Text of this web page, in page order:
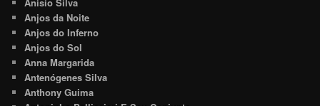
Anjos da Noite
Anjos do Inferno
Anjos do Sol
Anna Margarida
Antenógenes Silva
Anthony Guima